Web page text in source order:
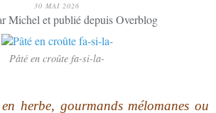
30 MAI 2026
Michel et publié depuis Overblog
Pâté en croûte fa-si-la-
herbe, gourmands mélomanes ou